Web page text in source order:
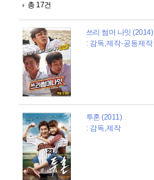
총 17건
쓰리 썸머 나잇 (2014)
: 감독,제작-공동제작
투혼 (2011)
: 감독,제작